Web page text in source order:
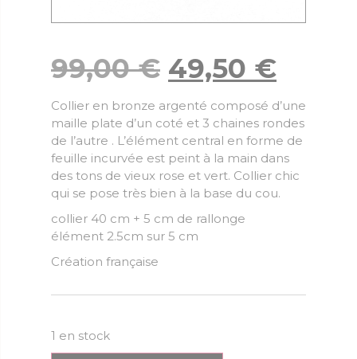
99,00€ 49,50 €
Collier en bronze argenté composé d’une
maille plate d’un coté et 3 chaines rondes
de l’autre . L’élément central en forme de
feuille incurvée est peint à la main dans
des tons de vieux rose et vert. Collier chic
qui se pose très bien à la base du cou.
collier 40 cm + 5 cm de rallonge
élément 2.5cm sur 5 cm
Création française
1 en stock